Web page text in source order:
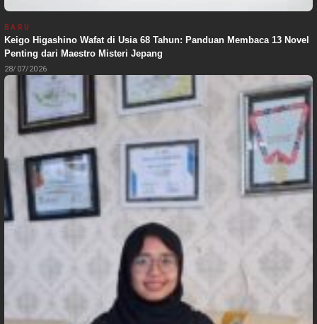
BARU
Keigo Higashino Wafat di Usia 68 Tahun: Panduan Membaca 13 Novel
Penting dari Maestro Misteri Jepang
28/07/2026